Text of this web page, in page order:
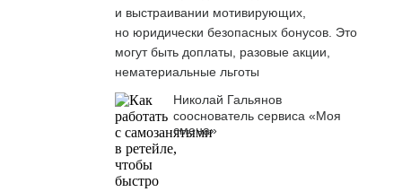
и выстраивании мотивирующих,
но юридически безопасных бонусов. Это
могут быть доплаты, разовые акции,
нематериальные льготы
Николай Гальянов
сооснователь сервиса «Моя
смена»